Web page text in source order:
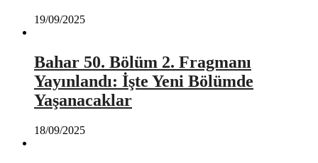
19/09/2025
Bahar 50. Bölüm 2. Fragmanı
Yayınlandı: İşte Yeni Bölümde
Yaşanacaklar
18/09/2025